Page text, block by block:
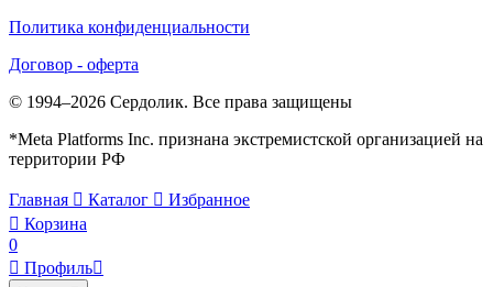
Политика конфиденциальности
Договор - оферта
© 1994–2026 Сердолик. Все права защищены
*Meta Platforms Inc. признана экстремистской организацией на
территории РФ
Главная  Каталог  Избранное
 Корзина
0
 Профиль